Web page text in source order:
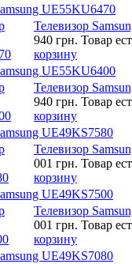
UE55KU6470
Телевизор
940 грн. Товар
корзину
UE55KU6400
Телевизор
940 грн. Товар
корзину
UE49KS7580
Телевизор
001 грн. Товар
корзину
UE49KS7500
Телевизор
001 грн. Товар
корзину
UE49KS7080